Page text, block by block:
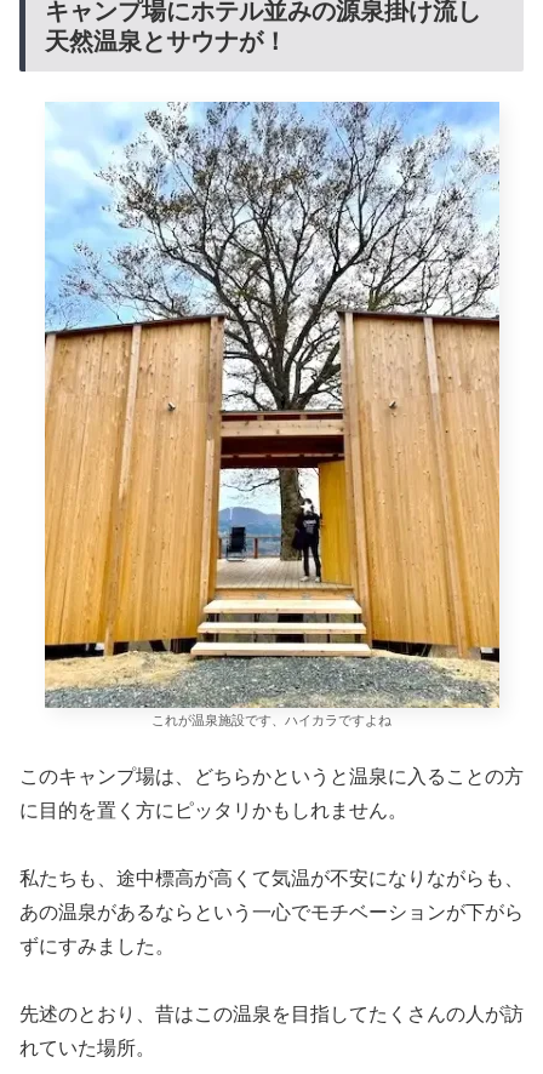
トイレやお風呂場にはヒーターまで設置されているので、
風が強く寒い日も安心ですね。
もちろん温水シャワー＆温座でございます。
キャンプ場なのに旅館やホテルみたいな雰囲気も味わえ
て、お年頃の娘たちはテンションがずっと高かったです。
ここは今後、当然ながら野外活動をする人たちが多く利用
していくことになるので、ピカピカを体験されたい方は5
月オープン後早々に予約を入れてくださいね！
https://goshiki-camp.com/
スポンサーリンク